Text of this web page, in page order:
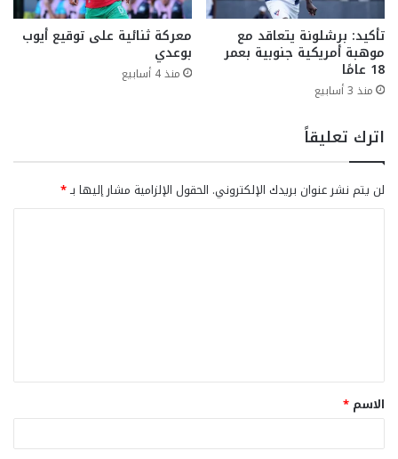
تأكيد: برشلونة يتعاقد مع
موهبة أمريكية جنوبية بعمر
18 عامًا
منذ 3 أسابيع
معركة ثنائية على توقيع أيوب
بوعدي
منذ 4 أسابيع
اترك تعليقاً
لن يتم نشر عنوان بريدك الإلكتروني. الحقول الإلزامية مشار إليها بـ*
ق
*
الاسم *